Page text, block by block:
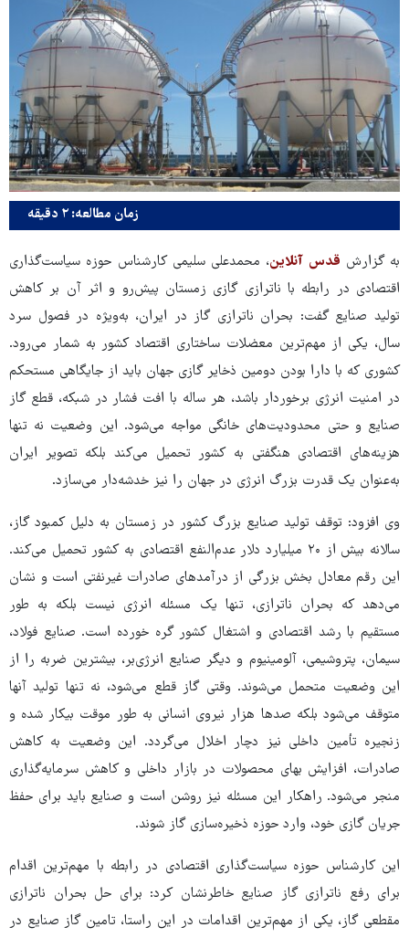
زمان مطالعه: ۲ دقیقه
به گزارش قدس آنلاین، محمدعلی سلیمی کارشناس حوزه سیاست‌گذاری
اقتصادی در رابطه با ناترازی گازی زمستان پیش‌رو و اثر آن بر کاهش
تولید صنایع گفت: بحران ناترازی گاز در ایران، به‌ویژه در فصول سرد
سال، یکی از مهم‌ترین معضلات ساختاری اقتصاد کشور به شمار می‌رود.
کشوری که با دارا بودن دومین ذخایر گازی جهان باید از جایگاهی مستحکم
در امنیت انرژی برخوردار باشد، هر ساله با افت فشار در شبکه، قطع گاز
صنایع و حتی محدودیت‌های خانگی مواجه می‌شود. این وضعیت نه تنها
هزینه‌های اقتصادی هنگفتی به کشور تحمیل می‌کند بلکه تصویر ایران
به‌عنوان یک قدرت بزرگ انرژی در جهان را نیز خدشه‌دار می‌سازد.
وی افزود: توقف تولید صنایع بزرگ کشور در زمستان به دلیل کمبود گاز،
سالانه بیش از ۲۰ میلیارد دلار عدم‌النفع اقتصادی به کشور تحمیل می‌کند.
این رقم معادل بخش بزرگی از درآمدهای صادرات غیرنفتی است و نشان
می‌دهد که بحران ناترازی، تنها یک مسئله انرژی نیست بلکه به طور
مستقیم با رشد اقتصادی و اشتغال کشور گره خورده است. صنایع فولاد،
سیمان، پتروشیمی، آلومینیوم و دیگر صنایع انرژی‌بر، بیشترین ضربه را از
این وضعیت متحمل می‌شوند. وقتی گاز قطع می‌شود، نه تنها تولید آنها
متوقف می‌شود بلکه صدها هزار نیروی انسانی به طور موقت بیکار شده و
زنجیره تأمین داخلی نیز دچار اخلال می‌گردد. این وضعیت به کاهش
صادرات، افزایش بهای محصولات در بازار داخلی و کاهش سرمایه‌گذاری
منجر می‌شود. راهکار این مسئله نیز روشن است و صنایع باید برای حفظ
جریان گازی خود، وارد حوزه ذخیره‌سازی گاز شوند.
این کارشناس حوزه سیاست‌گذاری اقتصادی در رابطه با مهم‌ترین اقدام
برای رفع ناترازی گاز صنایع خاطرنشان کرد: برای حل بحران ناترازی
مقطعی گاز، یکی از مهم‌ترین اقدامات در این راستا، تامین گاز صنایع در